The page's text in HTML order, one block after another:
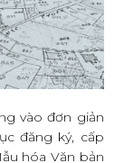
vào đơn giản
đăng ký, cấp
hóa Văn bản